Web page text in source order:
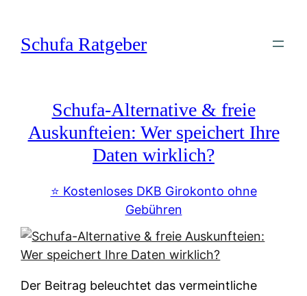
springen
Schufa Ratgeber
Schufa-Alternative & freie
Auskunfteien: Wer speichert Ihre
Daten wirklich?
⭐️ Kostenloses DKB Girokonto ohne
Gebühren
Der Beitrag beleuchtet das vermeintliche